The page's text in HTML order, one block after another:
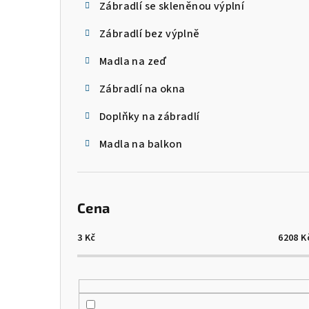
Zábradlí se skleněnou výplní
Zábradlí bez výplně
Madla na zeď
Zábradlí na okna
Doplňky na zábradlí
Madla na balkon
Cena
3 Kč 6208